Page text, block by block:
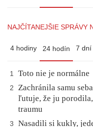
NAJČÍTANEJŠIE SPRÁVY
4 hodiny 24 hodín 7 dní
1 Toto nie je normálne
2
Zachránila samu
ľutuje, že ju
traumu
3
Nasadili si kukly,